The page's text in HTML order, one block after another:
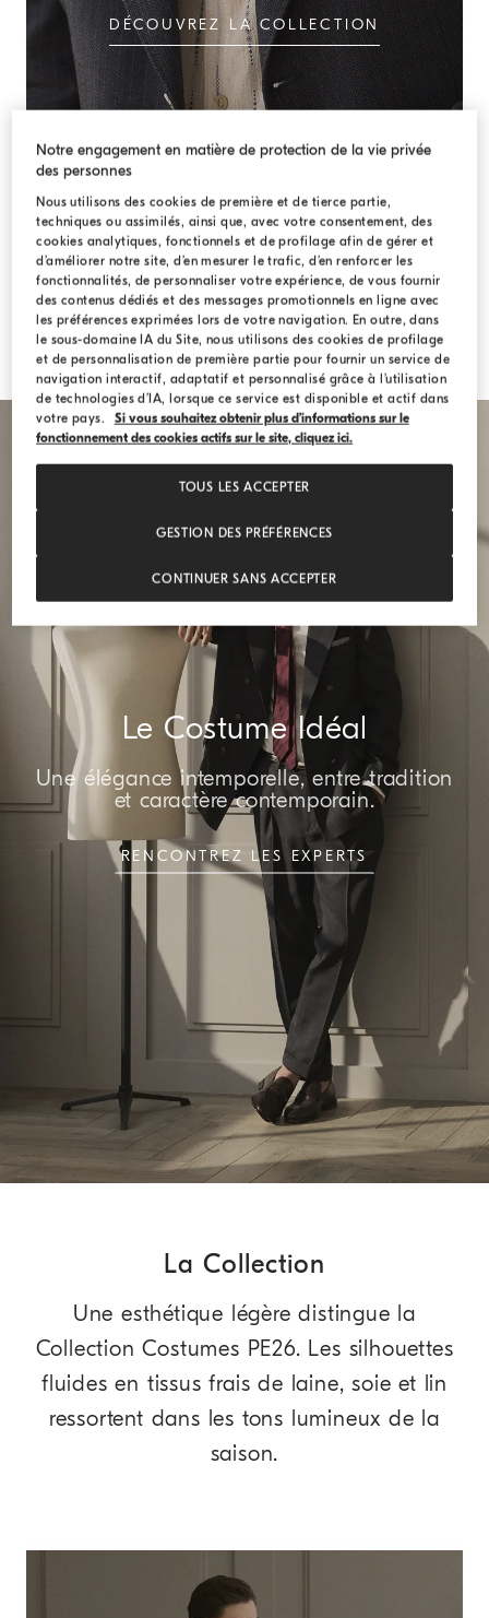
DÉCOUVREZ LA COLLECTION
Le Costume Idéal
Une élégance intemporelle, entre tradition
et caractère contemporain.
RENCONTREZ LES EXPERTS
La Collection
Une esthétique légère distingue la
Collection Costumes PE26. Les silhouettes
fluides en tissus frais de laine, soie et lin
ressortent dans les tons lumineux de la
saison.
Notre engagement en matière de protection de la vie privée
des personnes
Nous utilisons des cookies de première et de tierce partie,
techniques ou assimilés, ainsi que, avec votre consentement, des
cookies analytiques, fonctionnels et de profilage afin de gérer et
d’améliorer notre site, d’en mesurer le trafic, d’en renforcer les
fonctionnalités, de personnaliser votre expérience, de vous fournir
des contenus dédiés et des messages promotionnels en ligne avec
les préférences exprimées lors de votre navigation. En outre, dans
le sous-domaine IA du Site, nous utilisons des cookies de profilage
et de personnalisation de première partie pour fournir un service de
navigation interactif, adaptatif et personnalisé grâce à l’utilisation
de technologies d’IA, lorsque ce service est disponible et actif dans
votre pays.
Si vous souhaitez obtenir plus d’informations sur le
fonctionnement des cookies actifs sur le site, cliquez ici.
GESTION DES PRÉFÉRENCES
CONTINUER SANS ACCEPTER
TOUS LES ACCEPTER